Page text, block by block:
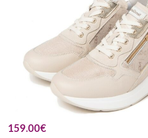
159.00€